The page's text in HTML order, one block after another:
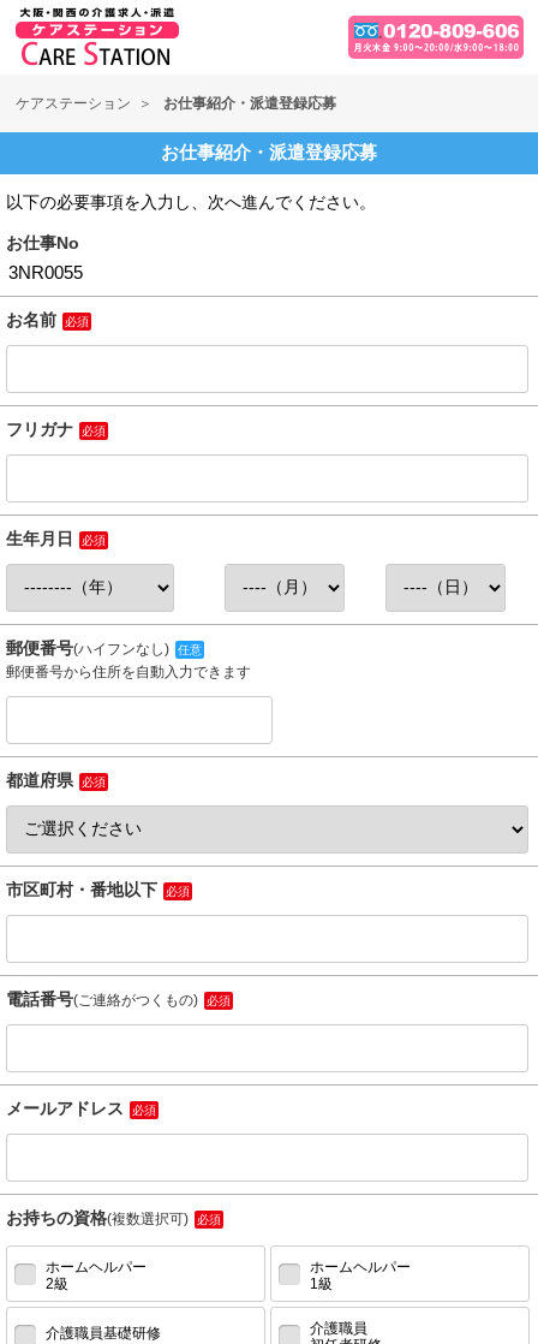
ケアステーション お仕事紹介・派遣登録応募
お仕事紹介・派遣登録応募
以下の必要事項を入力し、次へ進んでください。
お仕事No
お名前 必須
フリガナ 必須
生年月日 必須
郵便番号(ハイフンなし) 任意
郵便番号から住所を自動入力できます
都道府県 必須
市区町村・番地以下 必須
電話番号(ご連絡がつくもの) 必須
メールアドレス 必須
お持ちの資格(複数選択可) 必須
ホームヘルパー
2級
ホームヘルパー
1級
介護職員基礎研修
介護職員